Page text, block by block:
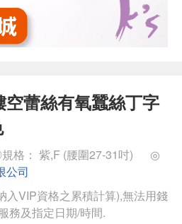
空蕾絲有氧蠶絲丁字
格： 紫,F (腰圍27-31吋)
◎
公司
入VIP資格之累積計算),無法用錢
務及指定日期/時間.